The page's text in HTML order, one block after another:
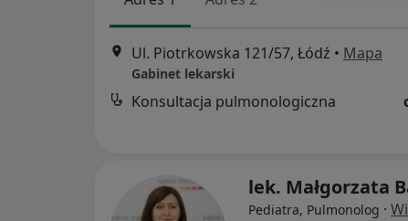
Ul. Piotrkowska 121/57, Łódź • Mapa
Gabinet lekarski
Konsultacja pulmonologiczna
lek. Małgorzata
Pediatra, Pulmonolog ·